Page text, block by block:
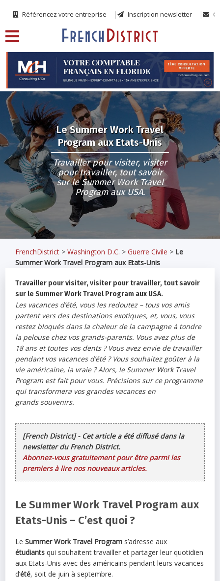
Référencez votre entreprise Inscription newsletter
Le Summer Work Travel
Program aux Etats-Unis
Travailler pour visiter, visiter
pour travailler, tout savoir
sur le Summer Work Travel
Program aux USA.
FrenchDistrict >Washington D.C. >Guerre Civile > Le
Summer Work Travel Program aux Etats-Unis
Travailler pour visiter, visiter pour travailler, tout savoir
sur le Summer Work Travel Program aux USA.
Les vacances d’été, vous les redoutez – tous vos amis
partent vers des destinations exotiques, et, vous, vous
restez bloqués dans la chaleur de la campagne à tondre
la pelouse chez vos grands-parents. Vous avez plus de
18 ans et toutes vos dents ? Vous avez envie de travailler
pendant vos vacances d’été ? Vous souhaitez goûter à la
vie américaine, la vraie ? Alors, le Summer Work Travel
Program est fait pour vous. Précisions sur ce programme
qui transformera vos grandes vacances en
grands souvenirs.
[French District] - Cet article a été diffusé dans la
newsletter du French District.
Abonnez-vous gratuitement pour être parmi les
premiers à lire nos nouveaux articles.
Le Summer Work Travel Program aux
Etats-Unis – C’est quoi ?
LeSummer Work Travel Program s’adresse aux
étudiants qui souhaitent travailler et partager leur quotidien
aux Etats-Unis avec des américains pendant leurs vacances
d’été, soit de juin à septembre.